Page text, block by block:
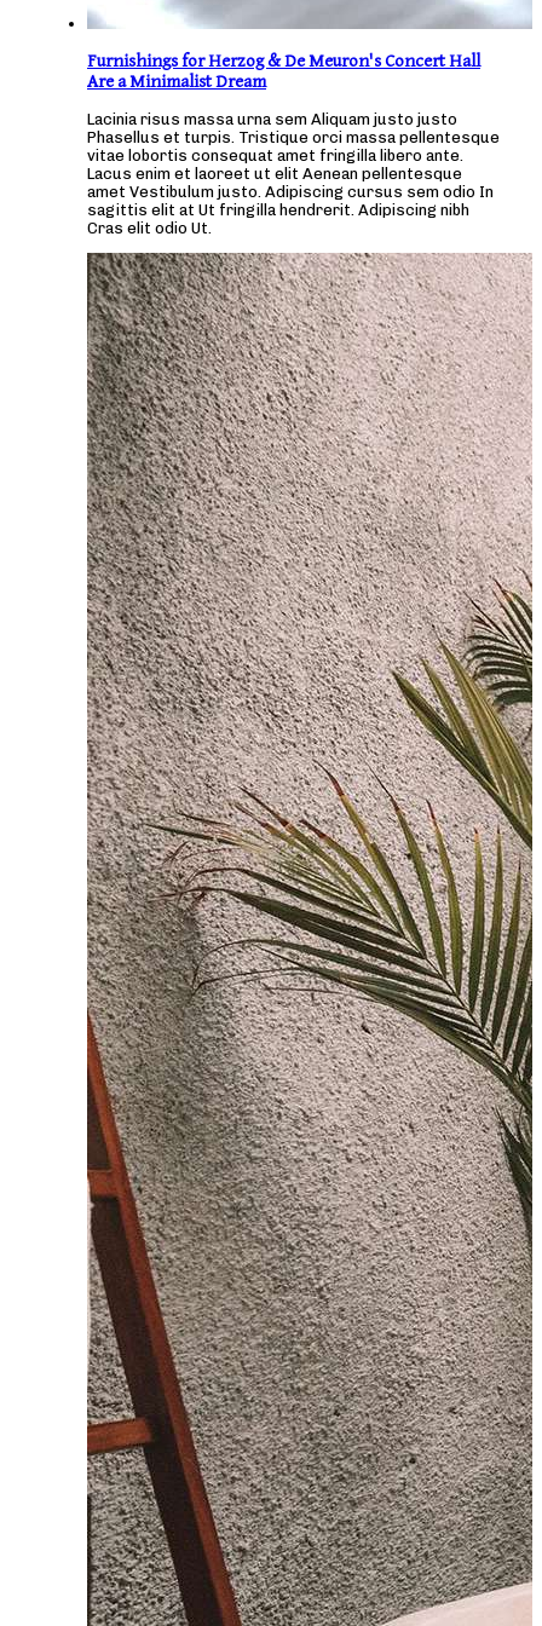
Furnishings for Herzog & De Meuron's Concert Hall
Are a Minimalist Dream
Lacinia risus massa urna sem Aliquam justo justo
Phasellus et turpis. Tristique orci massa pellentesque
vitae lobortis consequat amet fringilla libero ante.
Lacus enim et laoreet ut elit Aenean pellentesque
amet Vestibulum justo. Adipiscing cursus sem odio In
sagittis elit at Ut fringilla hendrerit. Adipiscing nibh
Cras elit odio Ut.